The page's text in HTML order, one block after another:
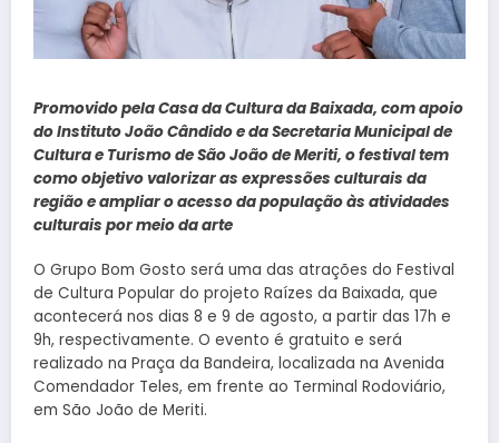
Promovido pela Casa da Cultura da Baixada, com apoio
do Instituto João Cândido e da Secretaria Municipal de
Cultura e Turismo de São João de Meriti, o festival tem
como objetivo valorizar as expressões culturais da
região e ampliar o acesso da população às atividades
culturais por meio da arte
O Grupo Bom Gosto será uma das atrações do Festival
de Cultura Popular do projeto Raízes da Baixada, que
acontecerá nos dias 8 e 9 de agosto, a partir das 17h e
9h, respectivamente. O evento é gratuito e será
realizado na Praça da Bandeira, localizada na Avenida
Comendador Teles, em frente ao Terminal Rodoviário,
em São João de Meriti.